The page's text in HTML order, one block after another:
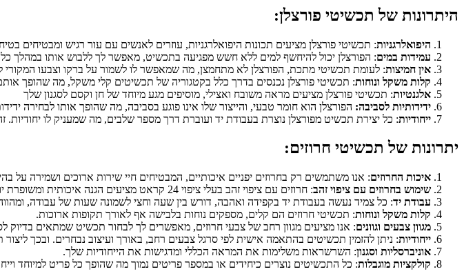
היתרונות של תכשיטי פורצלן:
היפואלרגניות: תכשיטי פורצלן מציעים תכונות היפואלרגניות, עוזרים לאנשים עם עור רגיש ומבטיחים
עמידות במים: הפורצלן יכול להיחשף למים ללא חשש מפגיעה בתכשיט, מאפשר לך ללבוש אותו במהלך כל
אין חמיצות: לעומת תכשיטי מתכת, הפורצלן לא מתחמצן, מה שמאפשר לו לשמור על ברקו וצבעו המקורי
קלות משקל ונוחות: תכשיטי פורצלן נכנסים בדרך כלל בקטגוריה של תכשיטים קלי משקל, מה שהופך
אלגנטיות: תכשיטי פורצלן מציעים מראה משובח ואצילי, מוסיפים מגע מיוחד של חן וקסם לסגנון שלך
ידידותיות לסביבה: הפורצלן הוא חומר טבעי, והייצור שלו אינו פוגע בסביבה, מה שהופך אותו לבחירה
ייחודיות: כל יצירת תכשיט מפורצלן נוצרת בעבודת יד ועוברת דרך מספר שלבים, מה שמעניק לו
יתרונות של תכשיטי חרוזים:
איכות החרוזים: אנו משתמשים רק בחרוזים יפניים איכותיים, המבטיחים חיי שירות ארוכים ושמירה על
שימוש בחרוזים עם ציפוי זהב: חרוזים עם ציפוי זהב בעלי ציפוי 24 קראט מציעים הגנה איכותית ומשופרת יותר, המאריכים את אורך חיי התכשיט.
עבודת יד: כל צמיד נעשה בעבודת יד בקפידה ואהבה, דורש בין שעה וחצי לשמונה שעות של עבודה, ומהווה
קלות משקל ונוחות: תכשיטי חרוזים הם קלים, מספקים נוחות בלבישה אף לאורך תקופות ארוכות.
מגוון צבעים וגוונים: אנו מציעים מגוון רחב של צבעי חרוזים, מאפשרים לך לבחור תכשיט שמתאים בדיוק
ייחודיות: ניתן להזמין תכשיטים בהתאמה אישית לפי סרגל צבעים רחב, באורך ועיצוב נבחרים. ובכך ליצור
אוניברסליות וסגנון: השרשראות משלימות את המראה הכללי ומדגישות את הייחודיות שלך.
קולקציות מוגבלות: כל התכשיטים נוצרים כיחידים או במספר פריטים נמוך מה שהופך כל פריט למיוחד